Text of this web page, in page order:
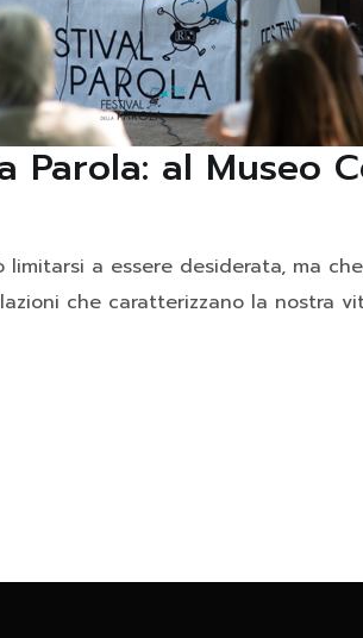
Parola: al Museo
limitarsi a essere desiderata, ma
che caratterizzano la nostra